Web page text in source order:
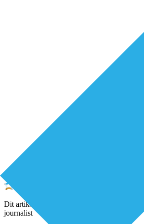
Dit artikel is geschreven door een
journalist